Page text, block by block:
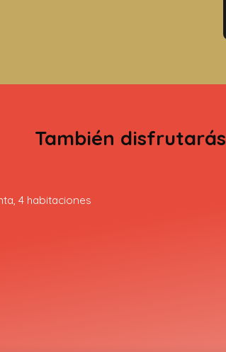
También disfrutarás